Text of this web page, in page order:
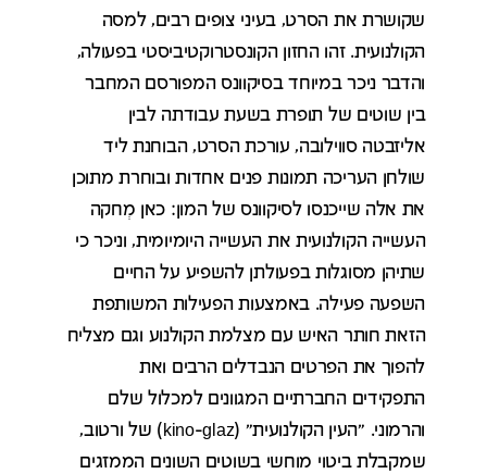
שקושרת את הסרט, בעיני צופים רבים, למסה
הקולנועית. זהו החזון הקונסטרוקטיביסטי בפעולה,
והדבר ניכר במיוחד בסיקוונס המפורסם המחבר
בין שוטים של תופרת בשעת עבודתה לבין
אליזבטה סווילובה, עורכת הסרט, הבוחנת ליד
שולחן העריכה תמונות פנים אחדות ובוחרת מתוכן
את אלה שייכנסו לסיקוונס של המון: כאן מְחקה
העשייה הקולנועית את העשייה היומיומית, וניכר כי
שתיהן מסוגלות בפעולתן להשפיע על החיים
השפעה פעילה. באמצעות הפעילות המשותפת
הזאת חותר האיש עם מצלמת הקולנוע וגם מצליח
להפוך את הפרטים הנבדלים הרבים ואת
התפקידים החברתיים המגוונים למכלול שלם
והרמוני. "העין הקולנועית" (kino-glaz) של ורטוב,
שמקבלת ביטוי מוחשי בשוטים השונים הממזגים